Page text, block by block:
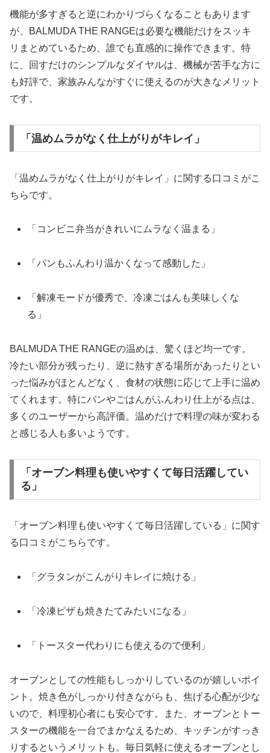
機能が多すぎると逆にわかりづらくなることもあります
が、BALMUDA THE RANGEは必要な機能だけをスッキ
リまとめているため、誰でも直感的に操作できます。特
に、回すだけのシンプルなダイヤルは、機械が苦手な方に
も好評で、家族みんながすぐに使えるのが大きなメリット
です。
「温めムラがなく仕上がりがキレイ」
「温めムラがなく仕上がりがキレイ」に関する口コミがこ
ちらです。
「コンビニ弁当がきれいにムラなく温まる」
「パンもふんわり温かくなって感動した」
「解凍モードが優秀で、冷凍ごはんも美味しくな
る」
BALMUDA THE RANGEの温めは、驚くほど均一です。
冷たい部分が残ったり、逆に熱すぎる場所があったりとい
った悩みがほとんどなく、食材の状態に応じて上手に温め
てくれます。特にパンやごはんがふんわり仕上がる点は、
多くのユーザーから高評価。温めだけで料理の味が変わる
と感じる人も多いようです。
「オーブン料理も使いやすくて毎日活躍してい
る」
「オーブン料理も使いやすくて毎日活躍している」に関す
る口コミがこちらです。
「グラタンがこんがりキレイに焼ける」
「冷凍ピザも焼きたてみたいになる」
「トースター代わりにも使えるので便利」
オーブンとしての性能もしっかりしているのが嬉しいポイ
ント。焼き色がしっかり付きながらも、焦げる心配が少な
いので、料理初心者にも安心です。また、オーブンとトー
スターの機能を一台でまかなえるため、キッチンがすっき
りするというメリットも。毎日気軽に使えるオーブンとし